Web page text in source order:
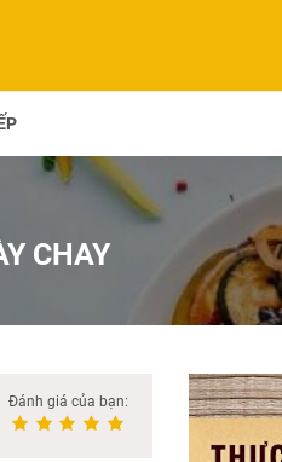
CHAY
Đánh giá của bạn: